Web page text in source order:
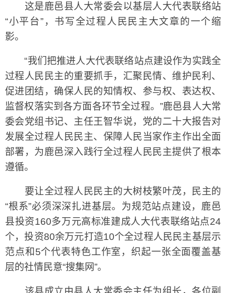
这是鹿邑县人大常委会以基层人大代表联络站
“小平台”，书写全过程人民民主大文章的一个缩
影。
“我们把推进人大代表联络站点建设作为实践全
过程人民民主的重要抓手，汇聚民情、维护民利、
促进团结，确保人民的知情权、参与权、表达权、
监督权落实到各方面各环节全过程。”鹿邑县人大常
委会党组书记、主任王智华说，党的二十大报告对
发展全过程人民民主、保障人民当家作主作出全面
部署，为鹿邑深入践行全过程人民民主提供了根本
遵循。
要让全过程人民民主的大树枝繁叶茂，民主的
“根系”必须深深扎进基层。为规范站点建设，鹿邑
县投资160多万元高标准建成人大代表联络站点24
个，投资80余万元打造10个全过程人民民主基层示
范点和5个代表特色工作室，织起一张全面覆盖基
层的社情民意“搜集网”。